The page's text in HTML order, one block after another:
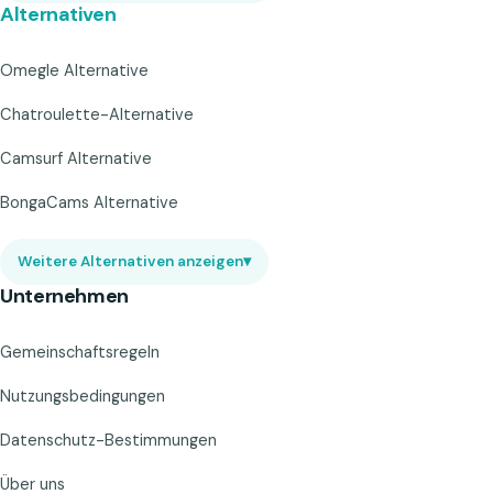
Alternativen
Omegle Alternative
Chatroulette-Alternative
Camsurf Alternative
BongaCams Alternative
Weitere Alternativen anzeigen▾
Unternehmen
Gemeinschaftsregeln
Nutzungsbedingungen
Datenschutz-Bestimmungen
Über uns